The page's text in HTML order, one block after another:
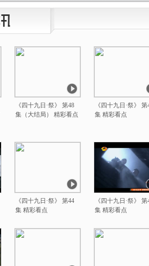
《四十九日·祭》 第48
集（大结局） 精彩看点
《四十九日·祭》 第
集 精彩看点
《四十九日·祭》 第44
集 精彩看点
《四十九日·祭》 第
集 精彩看点